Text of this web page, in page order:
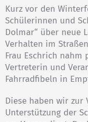
Kurz vor den
Schülerinnen und
Dolmar“ über neue
Verhalten im
Frau Eschrich
Vertreterin und
Fahrradfibeln in
Diese haben wir
Unterstützung der